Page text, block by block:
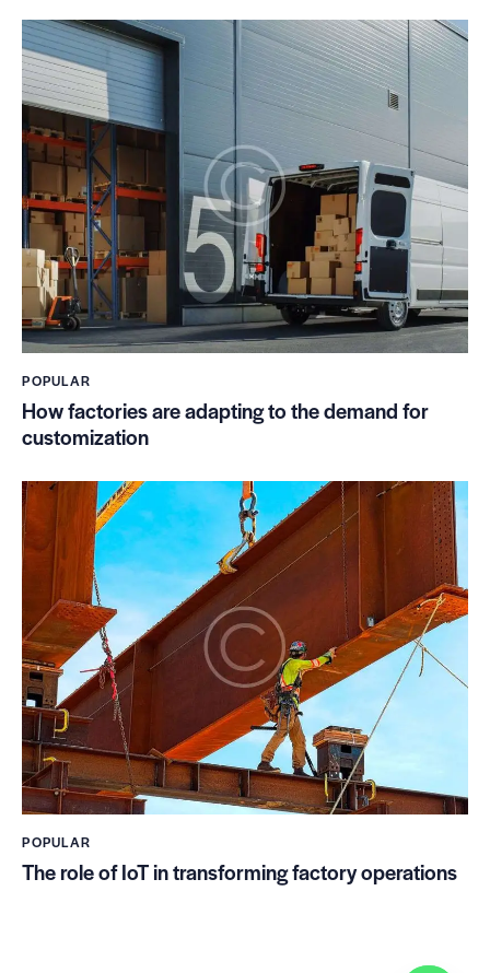
POPULAR
How factories are adapting to the demand for
customization
POPULAR
The role of IoT in transforming factory operations